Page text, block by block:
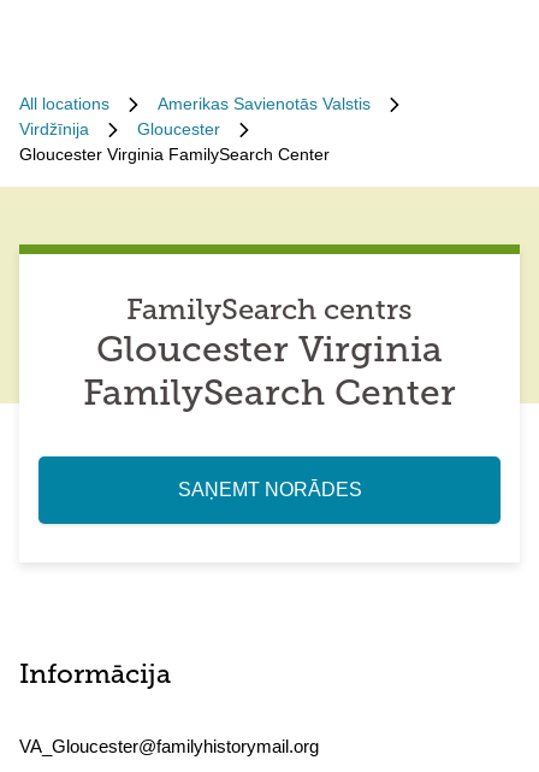
All locations
Amerikas Savienotās Valstis
Virdžīnija
Gloucester
Gloucester Virginia FamilySearch Center
FamilySearch centrs
Gloucester Virginia
FamilySearch Center
SAŅEMT NORĀDES
Informācija
VA_Gloucester@familyhistorymail.org